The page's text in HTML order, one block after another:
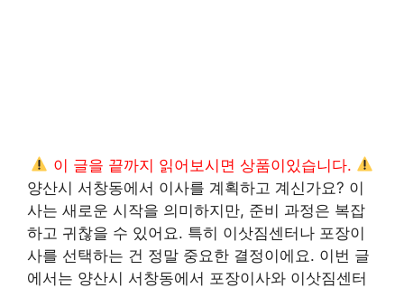
이 글을 끝까지 읽어보시면 상품이있습니다.
양산시 서창동에서 이사를 계획하고 계신가요? 이
사는 새로운 시작을 의미하지만, 준비 과정은 복잡
하고 귀찮을 수 있어요. 특히 이삿짐센터나 포장이
사를 선택하는 건 정말 중요한 결정이에요. 이번 글
에서는 양산시 서창동에서 포장이사와 이삿짐센터